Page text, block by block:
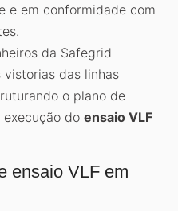
e em conformidade com
da Safegrid
vistorias das linhas
o plano de
do ensaio VLF
ensaio VLF em